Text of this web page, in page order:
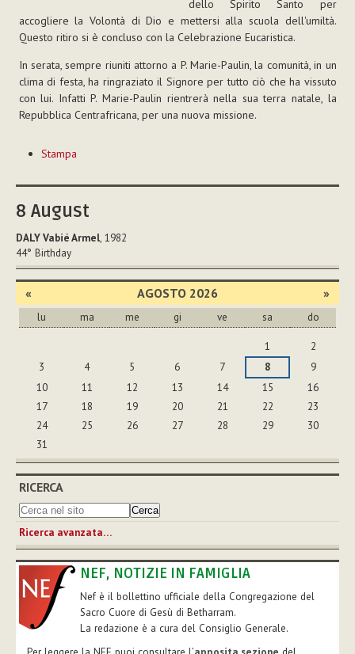
dello Spirito Santo per
accogliere la Volontà di Dio e mettersi alla scuola dell'umiltà.
Questo ritiro si è concluso con la Celebrazione Eucaristica.
In serata, sempre riuniti attorno a P. Marie-Paulin, la comunità, in un
clima di festa, ha ringraziato il Signore per tutto ciò che ha vissuto
con lui. Infatti P. Marie-Paulin rientrerà nella sua terra natale, la
Repubblica Centrafricana, per una nuova missione.
sul
Stampa
8 August
DALY Vabié Armel, 1982
44° Birthday
« AGOSTO 2026 »
lu ma me gi ve sa do
1
2
3
4 5 6 7 8
9
10
11 12 13 14 15
16
17
18 19 20 21 22
23
24
25 26 27 28 29
30
31
RICERCA
Ricerca avanzata…
NEF, NOTIZIE IN FAMIGLIA
Nef è il bollettino ufficiale della Congregazione del
Sacro Cuore di Gesù di Betharram.
La redazione è a cura del Consiglio Generale.